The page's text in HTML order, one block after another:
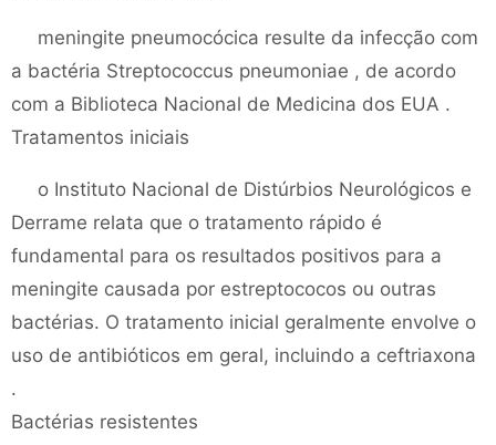
meningite pneumocócica resulte da infecção com
a bactéria Streptococcus pneumoniae , de acordo
com a Biblioteca Nacional de Medicina dos EUA .
Tratamentos iniciais
o Instituto Nacional de Distúrbios Neurológicos e
Derrame relata que o tratamento rápido é
fundamental para os resultados positivos para a
meningite causada por estreptococos ou outras
bactérias. O tratamento inicial geralmente envolve o
uso de antibióticos em geral, incluindo a ceftriaxona
.
Bactérias resistentes